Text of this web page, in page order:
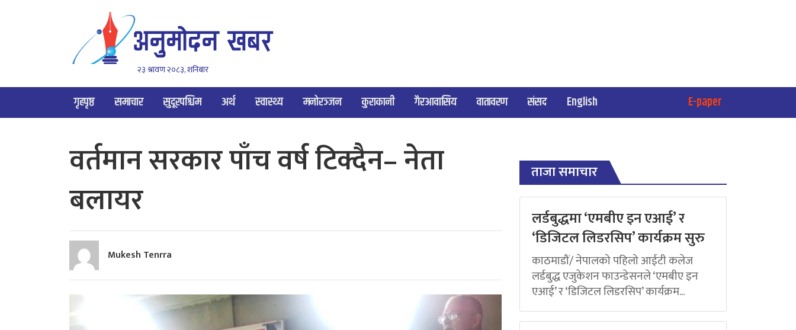
२३ श्रावण २०८३, शनिबार
गृहपृष्ठ समाचार सुदूरपश्चिम अर्थ स्वास्थ्य मनोरञ्जन कुराकानी गैरआवासिय वातावरण संसद English E-paper
वर्तमान सरकार पाँच वर्ष टिक्दैन– नेता
बलायर
Mukesh Tenrra
ताजा समाचार
लर्डबुद्धमा ‘एमबीए इन एआई’ र
‘डिजिटल लिडरसिप’ कार्यक्रम सुरु
काठमाडौं/ नेपालको पहिलो आईटी कलेज
लर्डबुद्ध एजुकेशन फाउन्डेसनले ‘एमबीए इन
एआई’ र ‘डिजिटल लिडरसिप’ कार्यक्रम...